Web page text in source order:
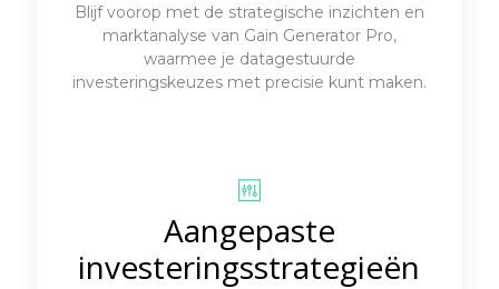
Blijf voorop met de strategische inzichten en
marktanalyse van Gain Generator Pro,
waarmee je datagestuurde
investeringskeuzes met precisie kunt maken.
Aangepaste
investeringsstrategieën